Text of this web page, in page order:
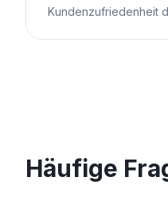
Kundenzufriedenheit
Häufige